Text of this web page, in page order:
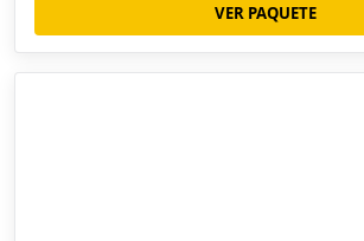
VER PAQUETE